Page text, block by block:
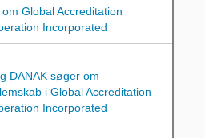
om Global Accreditation
Incorporated
DANAK søger om
i Global Accreditation
Incorporated